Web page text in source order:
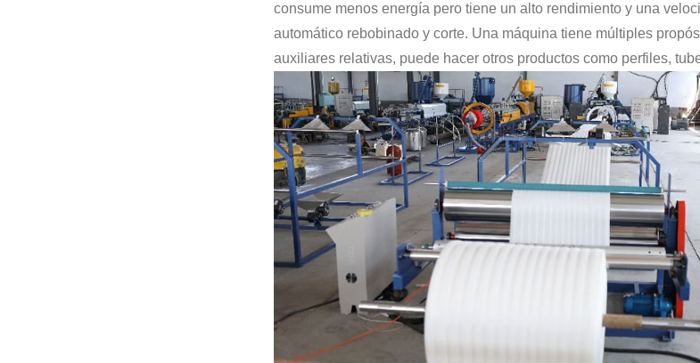
consume menos energía pero tiene un alto rendimiento y una
automático rebobinado y corte. Una máquina tiene múltiples
auxiliares relativas, puede hacer otros productos como perfiles,